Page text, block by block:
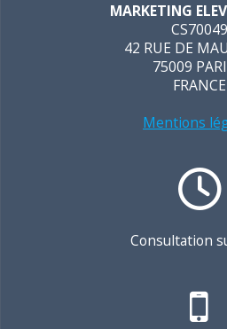
MARKETING
CS70049
42 RUE DE
75009
FRANCE
Mentions
Consultation